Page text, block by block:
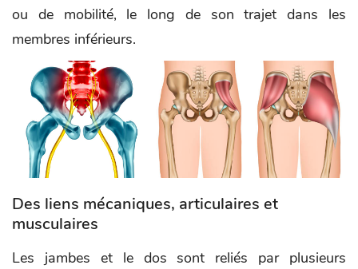
ou de mobilité, le long de son trajet dans les
membres inférieurs.
Des liens mécaniques, articulaires et
musculaires
Les jambes et le dos sont reliés par plusieurs